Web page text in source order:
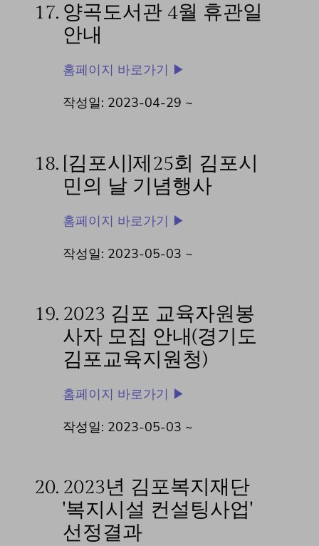
17. 양곡도서관 4월 휴관일
안내
홈페이지 바로가기 ▶
작성일: 2023-04-29 ~
18. [김포시]제25회 김포시
민의 날 기념행사
홈페이지 바로가기 ▶
작성일: 2023-05-03 ~
19. 2023 김포 교육자원봉
사자 모집 안내(경기도
김포교육지원청)
홈페이지 바로가기 ▶
작성일: 2023-05-03 ~
20. 2023년 김포복지재단
'복지시설 컨설팅사업'
선정결과